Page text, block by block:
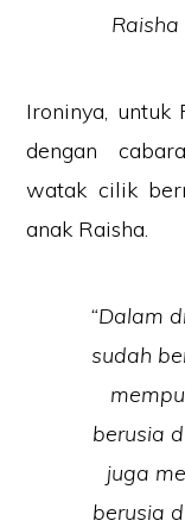
Ironinya, untuk
dengan
watak cilik
anak Raisha.
“Dalam
sudah
berusia
juga
berusia